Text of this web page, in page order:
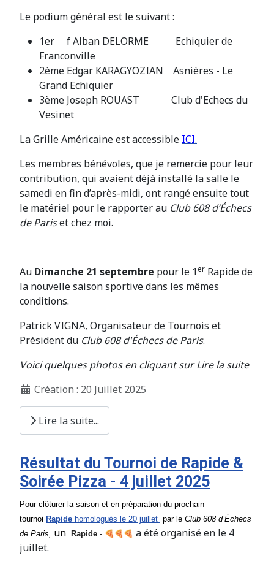
Le podium général est le suivant :
1er f Alban DELORME Echiquier de
Franconville
2ème Edgar KARAGYOZIAN Asnières - Le
Grand Echiquier
3ème Joseph ROUAST Club d'Echecs du
Vesinet
La Grille Américaine est accessible ICI.
Les membres bénévoles, que je remercie pour leur
contribution, qui avaient déjà installé la salle le
samedi en fin d’après-midi, ont rangé ensuite tout
le matériel pour le rapporter au Club 608 d’Échecs
de Pariset chez moi.
Au Dimanche 21 septembre pour le 1er Rapide de
la nouvelle saison sportive dans les mêmes
conditions.
Patrick VIGNA, Organisateur de Tournois et
Président du Club 608 d'Échecs de Paris.
Voici quelques photos en cliquant sur Lire la suite
Création : 20 Juillet 2025
Lire la suite...
Résultat du Tournoi de Rapide &
Soirée Pizza - 4 juillet 2025
Pour clôturer la saison et en préparation du prochain
tournoi Rapide homologués le 20 juillet par le Club 608d’Échecs
de Paris, un Rapide -
a été organisé en le 4
juillet.